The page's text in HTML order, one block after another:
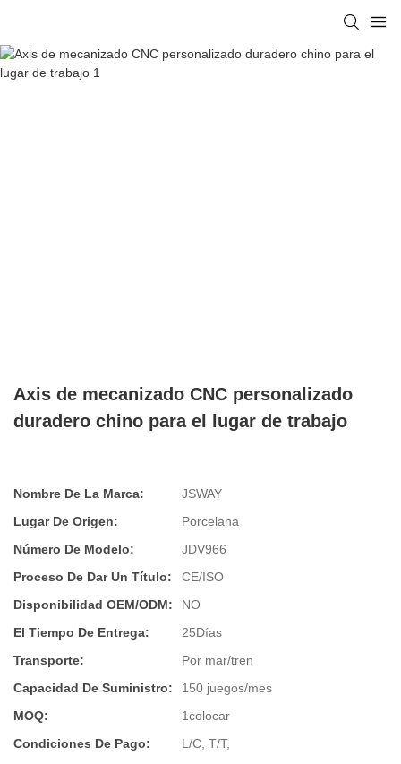
Axis de mecanizado CNC personalizado
duradero chino para el lugar de trabajo
Nombre De La Marca:
JSWAY
Lugar De Origen:
Porcelana
Número De Modelo:
JDV966
Proceso De Dar Un Título:
CE/ISO
Disponibilidad OEM/ODM:
NO
El Tiempo De Entrega:
25Días
Transporte:
Por mar/tren
Capacidad De Suministro:
150 juegos/mes
MOQ:
1colocar
Condiciones De Pago:
L/C, T/T,